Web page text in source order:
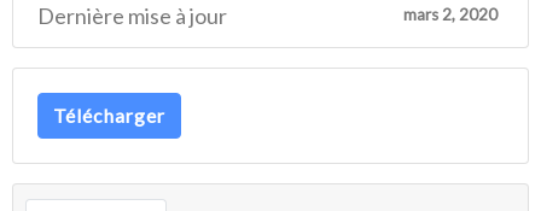
Dernière mise à jour mars 2, 2020
Télécharger